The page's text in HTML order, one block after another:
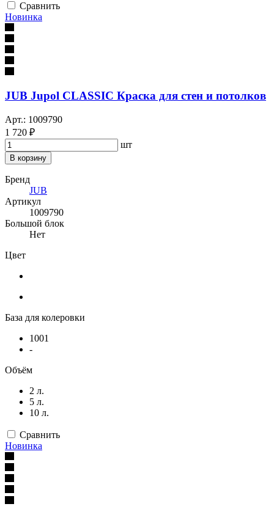
Сравнить
Новинка
JUB Jupol CLASSIC Краска для стен и потолков
Арт.: 1009790
1 720 ₽
шт
В корзину
Бренд
JUB
Артикул
1009790
Большой блок
Нет
Цвет
База для колеровки
1001
-
Объём
2 л.
5 л.
10 л.
Сравнить
Новинка